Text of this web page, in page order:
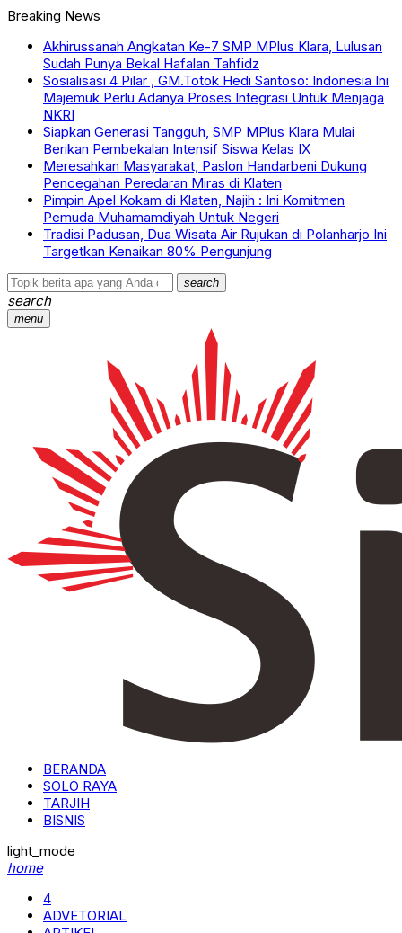
Breaking News
Akhirussanah Angkatan Ke-7 SMP MPlus Klara, Lulusan
Sudah Punya Bekal Hafalan Tahfidz
Sosialisasi 4 Pilar , GM.Totok Hedi Santoso: Indonesia Ini
Majemuk Perlu Adanya Proses Integrasi Untuk Menjaga
NKRI
Siapkan Generasi Tangguh, SMP MPlus Klara Mulai
Berikan Pembekalan Intensif Siswa Kelas IX
Meresahkan Masyarakat, Paslon Handarbeni Dukung
Pencegahan Peredaran Miras di Klaten
Pimpin Apel Kokam di Klaten, Najih : Ini Komitmen
Pemuda Muhamamdiyah Untuk Negeri
Tradisi Padusan, Dua Wisata Air Rujukan di Polanharjo Ini
Targetkan Kenaikan 80% Pengunjung
search
search
menu
BERANDA
SOLO RAYA
TARJIH
BISNIS
light_mode
home
4
ADVETORIAL